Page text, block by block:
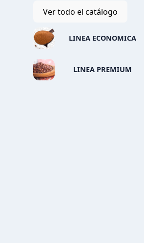
Ver todo el catálogo
LINEA ECONOMICA
LINEA PREMIUM